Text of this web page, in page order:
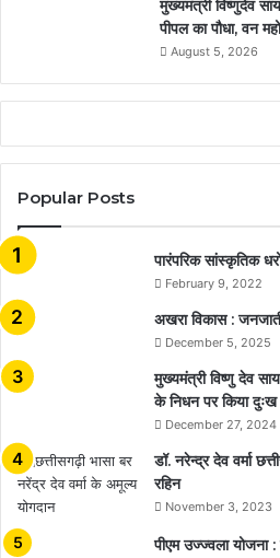
मुख्यमंत्री विष्णुदेव
पीपल का पौधा, वन
August 5, 2026
Popular Posts
​​​​​​​पारंपरिक सांस्कृतिक
February 9, 2022
अखरा विकास :
December 5, 2025
मुख्यमंत्री विष्णु देव
के निधन पर किया दुःख
December 27, 2024
डॉ. नरेन्द्र देव वर्मा
रहिन
November 3, 2023
पीएम उज्ज्वला योजना